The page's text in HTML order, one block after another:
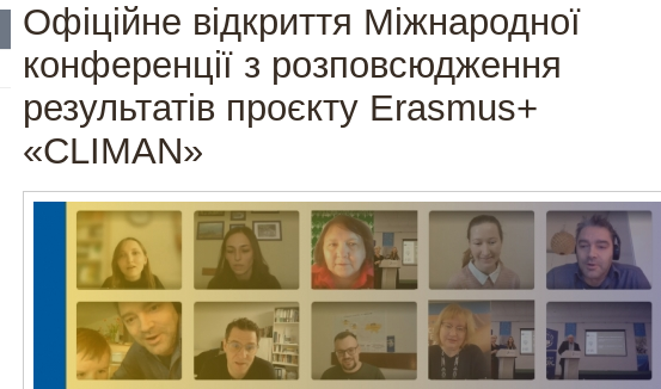
Офіційне відкриття Міжнародної
конференції з розповсюдження
результатів проєкту Erasmus+
«CLIMAN»